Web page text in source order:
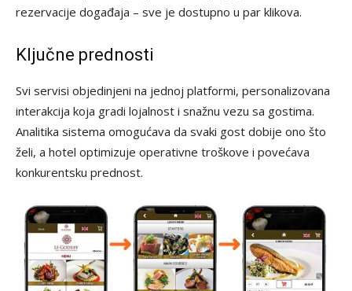
rezervacije događaja – sve je dostupno u par klikova.
Ključne prednosti
Svi servisi objedinjeni na jednoj platformi, personalizovana
interakcija koja gradi lojalnost i snažnu vezu sa gostima.
Analitika sistema omogućava da svaki gost dobije ono što
želi, a hotel optimizuje operativne troškove i povećava
konkurentsku prednost.